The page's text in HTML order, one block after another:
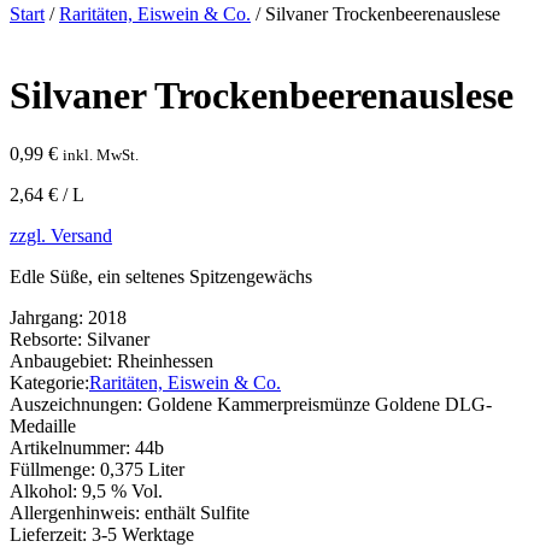
Start/Raritäten, Eiswein & Co. / Silvaner Trockenbeerenauslese
Silvaner Trockenbeerenauslese
0,99 € inkl. MwSt.
2,64 € / L
zzgl. Versand
Edle Süße, ein seltenes Spitzengewächs
Jahrgang: 2018
Rebsorte: Silvaner
Anbaugebiet: Rheinhessen
Kategorie:Raritäten, Eiswein & Co.
Auszeichnungen: Goldene Kammerpreismünze Goldene DLG-
Medaille
Artikelnummer: 44b
Füllmenge: 0,375 Liter
Alkohol: 9,5 % Vol.
Allergenhinweis: enthält Sulfite
Lieferzeit: 3-5 Werktage